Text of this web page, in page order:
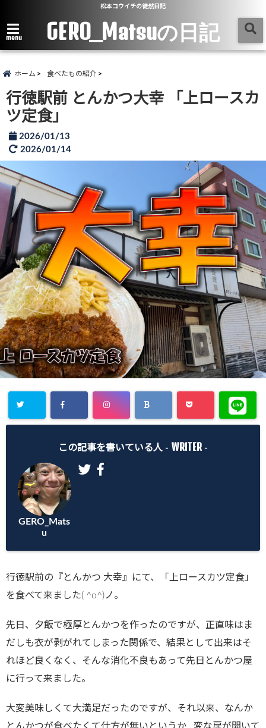
松本コウイチの徒然日記
menu GERO_Matsuの日記
ホーム 食べたもの紹介
行徳駅前 とんかつ大幸 「上ロースカ
ツ定食」
2026/01/13
2026/01/14
この記事を書いている人 - WRITER -
GERO_Mats
u
行徳駅前の『とんかつ 大幸』にて、「上ロースカツ定食」
を食べて来ました( ^o^)ノ。
先日、夕飯で極厚とんかつを作ったのですが、正直味はま
だしも衣が剥がれてしまった関係で、結果として出来はそ
れほど良くなく、そんな消化不良もあって先日とんかつ屋
に行って来ました。
大変美味しくて大満足だったのですが、それ以来、なんか
とんかつが食べたくて仕方が無いというか…変な扉が開いて